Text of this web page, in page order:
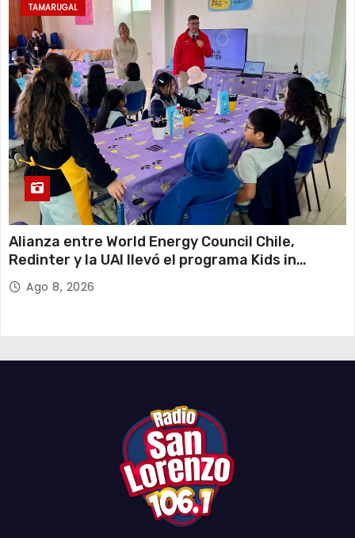
TAMARUGAL
Alianza entre World Energy Council Chile,
Redinter y la UAI llevó el programa Kids in
Energy a Arica y Pozo Almonte
Ago 8, 2026